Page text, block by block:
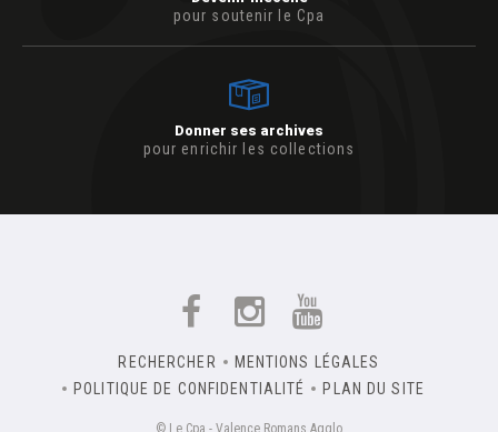
pour soutenir le Cpa
Donner ses archives
pour enrichir les collections
RECHERCHER
MENTIONS LÉGALES
POLITIQUE DE CONFIDENTIALITÉ
PLAN DU SITE